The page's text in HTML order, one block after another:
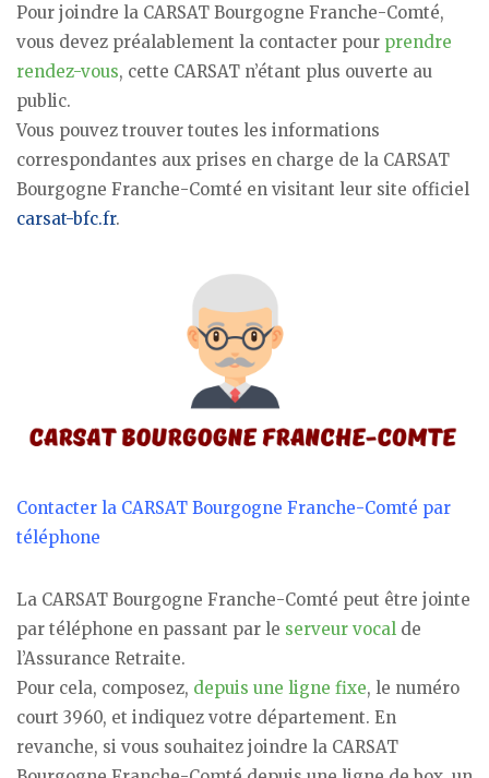
Pour joindre la CARSAT Bourgogne Franche-Comté,
vous devez préalablement la contacter pour prendre
rendez-vous, cette CARSAT n’étant plus ouverte au
public.
Vous pouvez trouver toutes les informations
correspondantes aux prises en charge de la CARSAT
Bourgogne Franche-Comté en visitant leur site officiel
carsat-bfc.fr.
Contacter la CARSAT Bourgogne Franche-Comté par
téléphone
La CARSAT Bourgogne Franche-Comté peut être jointe
par téléphone en passant par le serveur vocal de
l’Assurance Retraite.
Pour cela, composez, depuis une ligne fixe, le numéro
court 3960, et indiquez votre département. En
revanche, si vous souhaitez joindre la CARSAT